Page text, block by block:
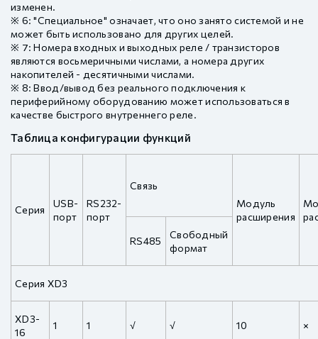
изменен.
※ 6: "Специальное" означает, что оно занято системой и не
может быть использовано для других целей.
※ 7: Номера входных и выходных реле / транзисторов
являются восьмеричными числами, а номера других
накопителей - десятичными числами.
※ 8: Ввод/вывод без реального подключения к
периферийному оборудованию может использоваться в
качестве быстрого внутреннего реле.
Таблица конфигурации функций
Серия
USB-
порт
RS232-
порт
Связь
Модуль
расширения
RS485
Свободный
формат
Серия XD3
XD3-
16
1 1 √ √ 10 ×